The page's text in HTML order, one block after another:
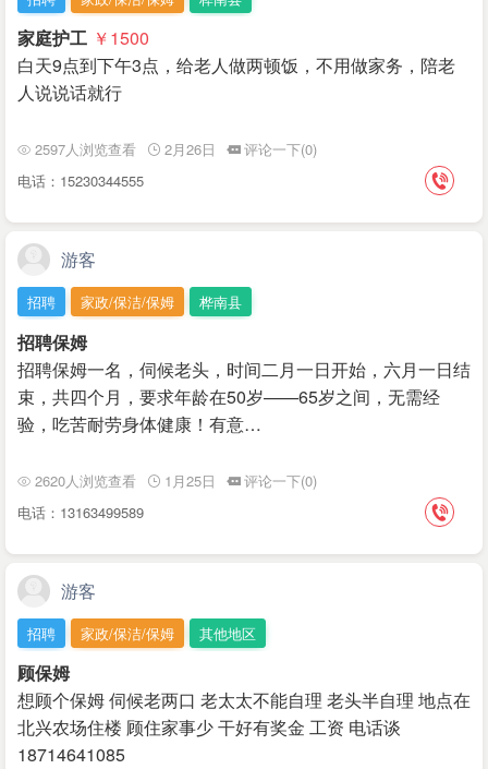
家庭护工 ￥1500
白天9点到下午3点，给老人做两顿饭，不用做家务，陪老
人说说话就行
2597人浏览查看 2月26日
评论一下(0)
电话：15230344555
游客
招聘 家政/保洁/保姆 桦南县
招聘保姆
招聘保姆一名，伺候老头，时间二月一日开始，六月一日结
束，共四个月，要求年龄在50岁——65岁之间，无需经
验，吃苦耐劳身体健康！有意…
2620人浏览查看 1月25日
评论一下(0)
电话：13163499589
游客
招聘 家政/保洁/保姆 其他地区
顾保姆
想顾个保姆 伺候老两口 老太太不能自理 老头半自理 地点在
北兴农场住楼 顾住家事少 干好有奖金 工资 电话谈
18714641085